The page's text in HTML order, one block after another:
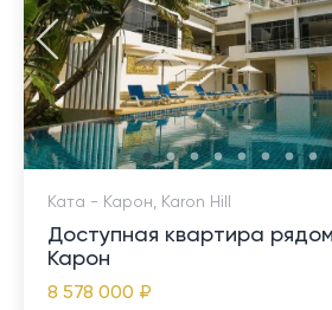
Ката - Карон, Karon Hill
Доступная квартира
Карон
8 578 000 ₽